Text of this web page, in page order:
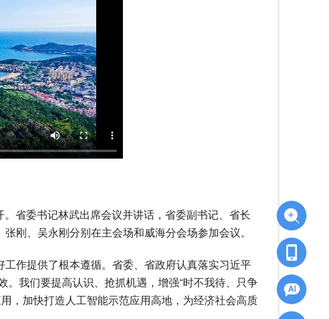
省委书记林武出席会议并讲话，省委副书记、省长
刚、吴永刚分别在主会场和威海分会场参加会议。
作提供了根本遵循。省委、省政府认真落实习近平
我们要提高认识、抢抓机遇，增强“时不我待、只争
，加快打造人工智能示范应用高地，为经济社会高质